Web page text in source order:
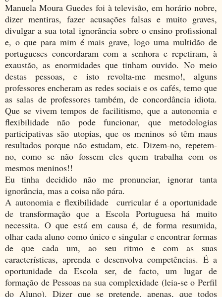
Manuela Moura Guedes foi à televisão, em horário nobre,
dizer mentiras, fazer acusações falsas e muito graves,
divulgar a sua total ignorância sobre o ensino profissional
e, o que para mim é mais grave, logo uma multidão de
portugueses concordaram com a senhora e repetiram, à
exaustão, as enormidades que tinham ouvido. No meio
destas pessoas, e isto revolta-me mesmo!, alguns
professores encheram as redes sociais e os cafés, temo que
as salas de professores também, de concordância idiota.
Que se vivem tempos de facilitismo, que a autonomia e
flexibilidade não pode funcionar, que metodologias
participativas são utopias, que os meninos só têm maus
resultados porque não estudam, etc. Dizem-no, repetem-
no, como se não fossem eles quem trabalha com os
mesmos meninos!!
Eu tinha decidido não me pronunciar, ignorar tanta
ignorância, mas a coisa não pára.
A autonomia e flexibilidade curricular é a oportunidade
de transformação que a Escola Portuguesa há muito
necessita. O que está em causa é, de forma resumida,
olhar cada aluno como único e singular e encontrar formas
de que cada um, ao seu ritmo e com as suas
características, aprenda e desenvolva competências. É a
oportunidade da Escola ser, de facto, um lugar de
formação de Pessoas na sua complexidade (leia-se o Perfil
do Aluno). Dizer que se pretende, apenas, que todos